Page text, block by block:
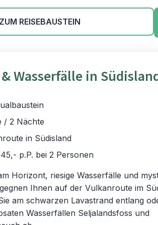
ZUM REISEBAUSTEIN
Wasserfälle in
/ 2 Nächte
in Südisland
p.P. bei 2 Personen
Horizont, riesige Wasserfälle und
Ihnen auf der Vulkanroute im
am schwarzen Lavastrand entlang
Wasserfällen Seljalandsfoss und